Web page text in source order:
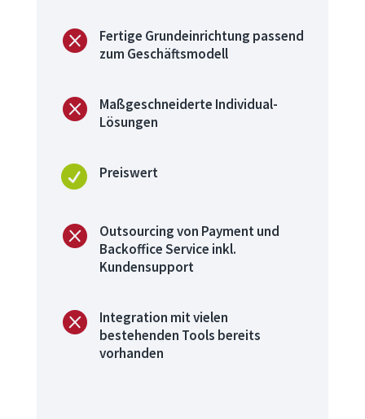

Fertige Grundeinrichtung passend
zum Geschäftsmodell

Maßgeschneiderte Individual-
Lösungen
 Preiswert

Outsourcing von Payment und
Backoffice Service inkl.
Kundensupport

Integration mit vielen
bestehenden Tools bereits
vorhanden